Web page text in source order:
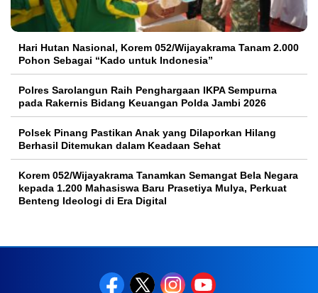
Hari Hutan Nasional, Korem 052/Wijayakrama Tanam 2.000
Pohon Sebagai “Kado untuk Indonesia”
Polres Sarolangun Raih Penghargaan IKPA Sempurna
pada Rakernis Bidang Keuangan Polda Jambi 2026
Polsek Pinang Pastikan Anak yang Dilaporkan Hilang
Berhasil Ditemukan dalam Keadaan Sehat
Korem 052/Wijayakrama Tanamkan Semangat Bela Negara
kepada 1.200 Mahasiswa Baru Prasetiya Mulya, Perkuat
Benteng Ideologi di Era Digital